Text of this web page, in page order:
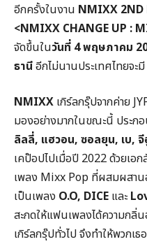
อีกครั้งในงาน NMIXX 2ND
<NMIXX CHANGE UP :
จัดขึ้นในวันที่ 4พฤษภาคม
ธานีอีกไม่นานประเทศไทยจะ
NMIXX เกิร์ลกรุ๊ปจากค่าย
มองอย่างมากในขณะนี้ ประก
ลิลลี่, แฮวอน, ซอลยุน, เบ,
เคป๊อปไปเมื่อปี 2022 ด้วยเ
เพลง Mixx Pop ที่ผสมผสาน
เป็นเพลง O.O, DICE และ
สะกดให้แฟนเพลงได้ความกลิ่
เกิร์ลกรุ๊ปทั่วไป จึงทำให้พวกเ